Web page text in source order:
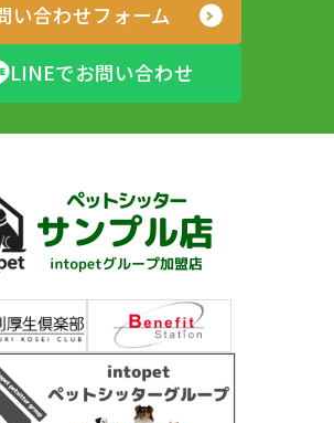
い合わせフォーム
LINEでお問い合わせ